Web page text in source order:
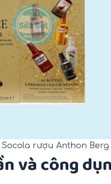
Socola rượu Anthon Berg
và công